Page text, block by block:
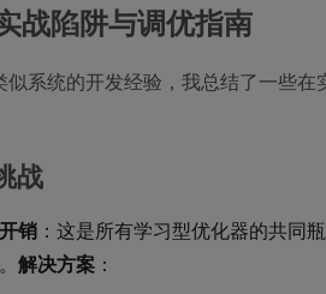
战陷阱与调优指南
似系统的开发经验，我总结了一些
战
销 ：这是所有学习型优化器的共同
解决方案 ：